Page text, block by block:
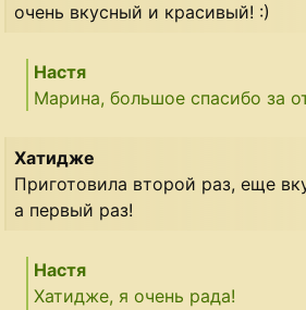
очень вкусный и красивый! :)
Настя
Марина, большое спасибо за
Хатидже
Приготовила второй раз, еще
а первый раз!
Настя
Хатидже, я очень рада!